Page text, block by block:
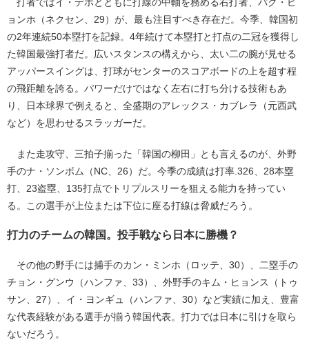
ョンホ（ネクセン、29）が、最も注目すべき存在だ。今季、韓国初
の2年連続50本塁打を記録。4年続けて本塁打と打点の二冠を獲得し
た韓国最強打者だ。広いスタンスの構えから、太い二の腕が見せる
アッパースイングは、打球がセンターのスコアボードの上を超す程
の飛距離を誇る。パワーだけではなく左右に打ち分ける技術もあ
り、日本球界で例えると、全盛期のアレックス・カブレラ（元西武
など）を思わせるスラッガーだ。
また走攻守、三拍子揃った「韓国の柳田」とも言えるのが、外野
手のナ・ソンボム（NC、26）だ。今季の成績は打率.326、28本塁
打、23盗塁、135打点でトリプルスリーを狙える能力を持ってい
る。この選手が上位または下位に座る打線は脅威だろう。
打力のチームの韓国。投手戦なら日本に勝機？
その他の野手には捕手のカン・ミンホ（ロッテ、30）、二塁手の
チョン・グンウ（ハンファ、33）、外野手のキム・ヒョンス（トゥ
サン、27）、イ・ヨンギュ（ハンファ、30）など実績に加え、豊富
な代表経験がある選手が揃う韓国代表。打力では日本に引けを取ら
ないだろう。